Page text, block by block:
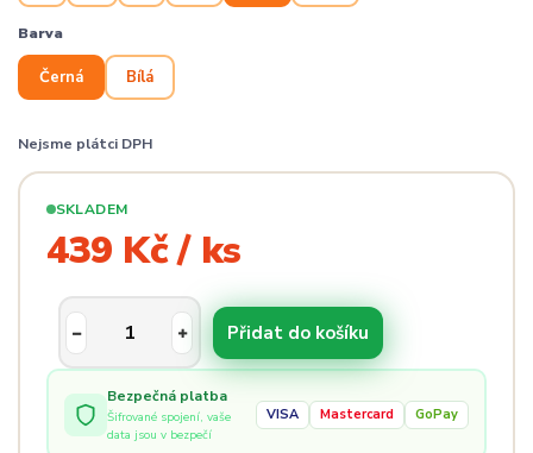
Barva
Černá Bílá
Nejsme plátci DPH
SKLADEM
439 Kč / ks
Přidat do košíku
Bezpečná platba
Šifrované spojení, vaše
data jsou v bezpečí
VISA Mastercard GoPay